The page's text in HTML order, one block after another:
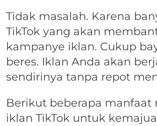
Tidak masalah. Karena
TikTok yang akan
kampanye iklan. Cukup
beres. Iklan Anda akan
sendirinya tanpa repot
Berikut beberapa manfaat
iklan TikTok untuk